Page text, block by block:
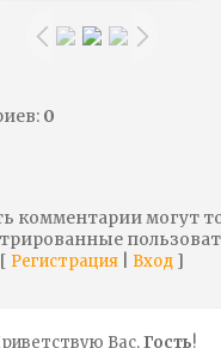
: 0
комментарии могут
[ Регистрация Вход ]
Вас,Гость!